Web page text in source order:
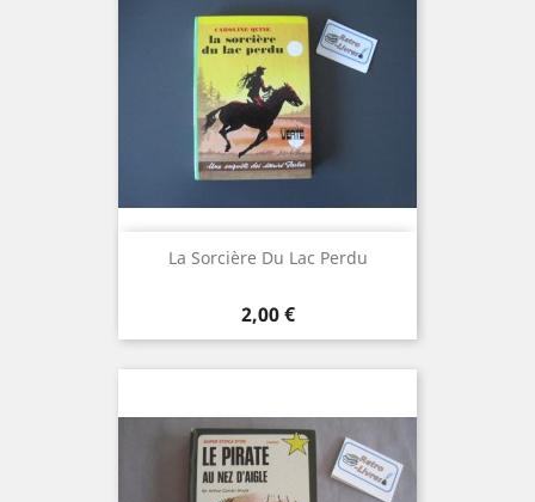
La Sorcière Du Lac Perdu
Prix
2,00 €